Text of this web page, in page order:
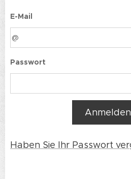
E-Mail
Passwort
Anmelden
Haben Sie Ihr Passwort